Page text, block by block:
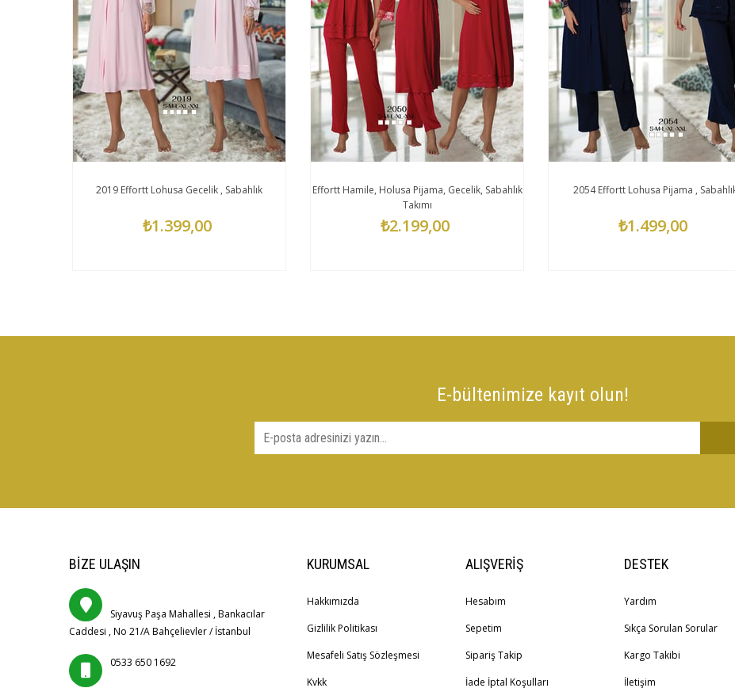
2019 Effortt Lohusa Gecelik , Sabahlık
₺1.399,00
Effortt Hamile, Holusa Pijama, Gecelik, Sabahlık
Takımı
₺2.199,00
2054 Effortt Lohusa Pijama , Sabahlık
₺1.499,00
E-bültenimize kayıt olun!
BIZE ULAŞIN
Siyavuş Paşa Mahallesi , Bankacılar
Caddesi , No 21/A Bahçelievler / İstanbul
0533 650 1692
KURUMSAL
Hakkımızda
Gizlilik Politikası
Mesafeli Satış Sözleşmesi
Kvkk
ALIŞVERİŞ
Hesabım
Sepetim
Sipariş Takip
İade İptal Koşulları
DESTEK
Yardım
Sıkça Sorulan Sorular
Kargo Takibi
İletişim